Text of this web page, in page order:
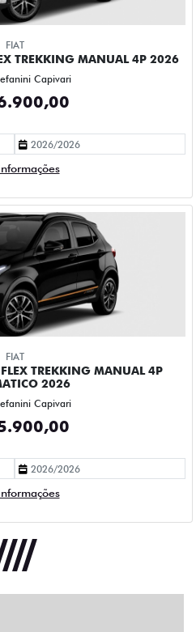
FIAT
TREKKING MANUAL 4P 2026
Capivari
2026/2026
FIAT
TREKKING MANUAL 4P
2026
Capivari
2026/2026